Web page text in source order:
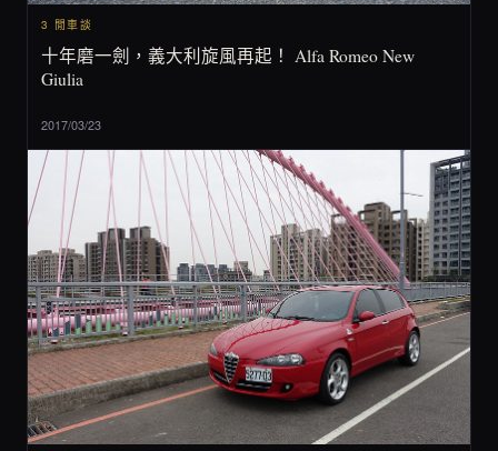
3 閒車談
十年磨一劍，義大利旋風再起！ Alfa Romeo New
Giulia
2017/03/23